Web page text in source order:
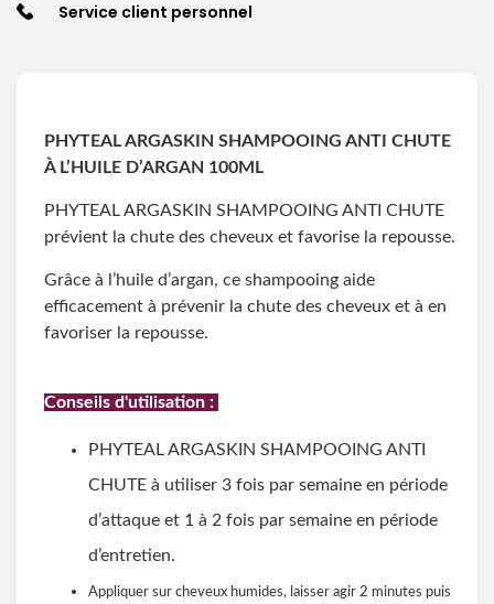
Service client personnel
PHYTEAL ARGASKIN SHAMPOOING ANTI CHUTE
À L’HUILE D’ARGAN 100ML
PHYTEAL ARGASKIN SHAMPOOING ANTI CHUTE
prévient la chute des cheveux et favorise la repousse.
Grâce à l’huile d’argan, ce shampooing aide
efficacement à prévenir la chute des cheveux et à en
favoriser la repousse.
Conseils d'utilisation :
PHYTEAL ARGASKIN SHAMPOOING ANTI
CHUTE à utiliser 3 fois par semaine en période
d’attaque et 1 à 2 fois par semaine en période
d’entretien.
Appliquer sur cheveux humides, laisser agir 2 minutes puis